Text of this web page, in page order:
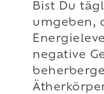
Bist Du
umgeben,
negative